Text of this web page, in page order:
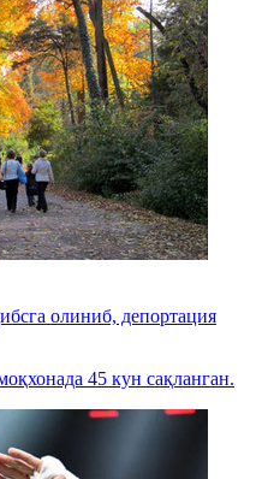
олиниб, депортация
45 кун сақланган.